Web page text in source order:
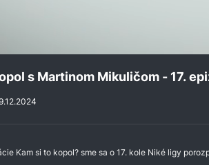
s Martinom Mikuličom - 17.
Kam si to kopol? sme sa o 17. kole Niké ligy